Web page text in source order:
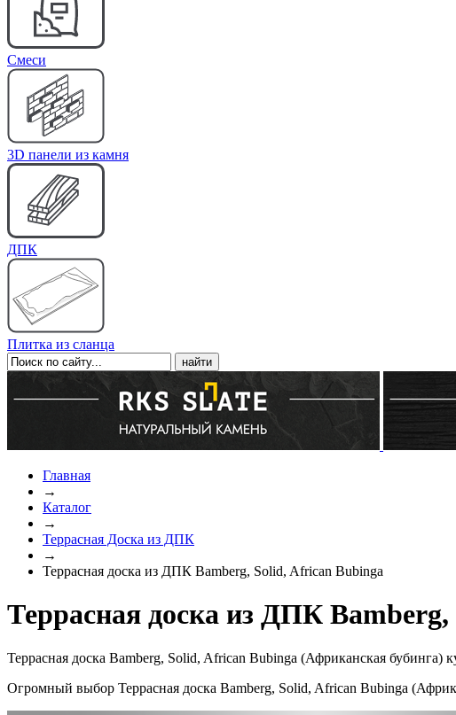
Cмеси
3D панели из камня
ДПК
Плитка из сланца
Главная
→
Каталог
→
Террасная Доска из ДПК
→
Террасная доска из ДПК Bamberg, Solid, African Bubinga
Террасная доска из ДПК
Террасная доска Bamberg, Solid, African Bubinga (Африканская бубинга)
Огромный выбор Террасная доска Bamberg, Solid, African Bubinga